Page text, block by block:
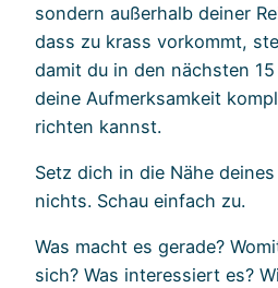
sondern außerhalb deiner
dass zu krass vorkommt,
damit du in den nächsten
deine Aufmerksamkeit
richten kannst.
Setz dich in die Nähe
nichts. Schau einfach zu.
Was macht es gerade?
sich? Was interessiert es?